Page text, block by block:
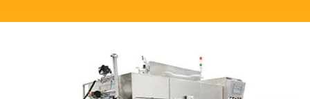
DE CORTE EN CUBOS